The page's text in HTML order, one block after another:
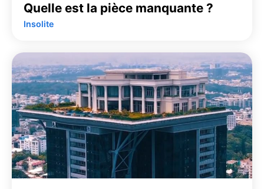
Quelle est la pièce manquante ?
Insolite